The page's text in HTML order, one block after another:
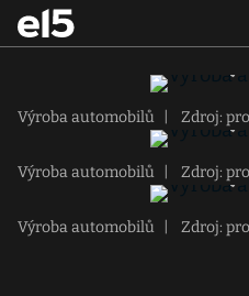
Výroba automobilů Zdroj:
Výroba automobilů Zdroj:
Výroba automobilů Zdroj: